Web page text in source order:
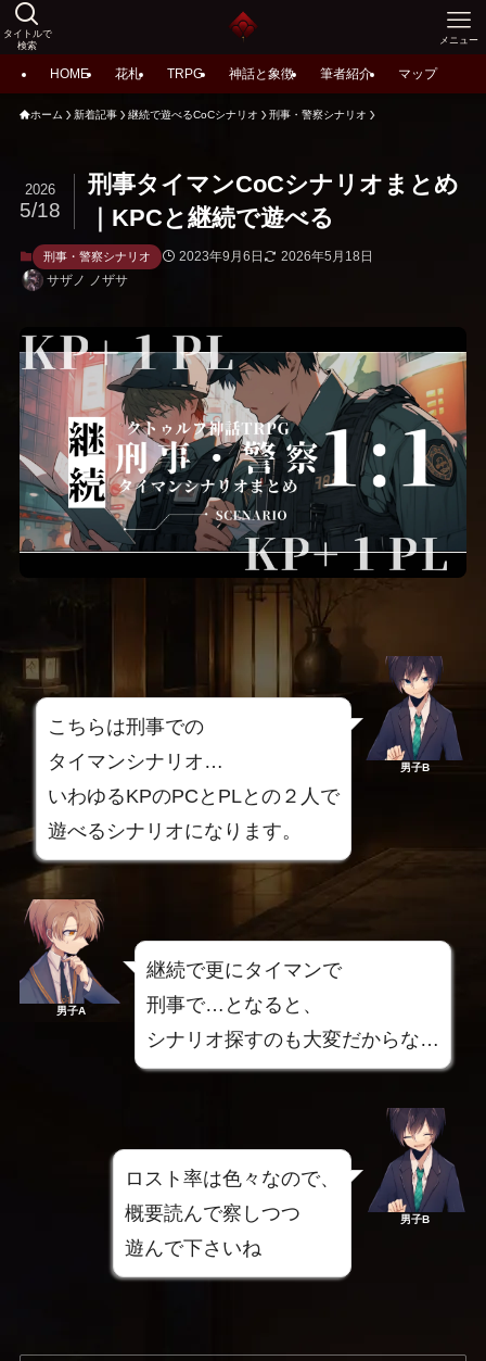
タイトルで
検索
メニュー
HOME 花札 TRPG 神話と象徴 筆者紹介 マップ
ホーム 新着記事 継続で遊べるCoCシナリオ 刑事・警察シナリオ
刑事タイマンCoCシナリオまとめ
｜KPCと継続で遊べる
2026
5/18
刑事・警察シナリオ 2023年9月6日
2026年5月18日
サザノ ノザサ
こちらは刑事での
タイマンシナリオ…
いわゆるKPのPCとPLとの２人で
遊べるシナリオになります。
男子B
男子A
継続で更にタイマンで
刑事で…となると、
シナリオ探すのも大変だからな…
ロスト率は色々なので、
概要読んで察しつつ
遊んで下さいね
男子B